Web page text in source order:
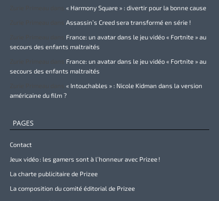
« Harmony Square » : divertir pour la bonne cause
Assassin’s Creed sera transformé en série !
France: un avatar dans le jeu vidéo « Fortnite » au
secours des enfants maltraités
France: un avatar dans le jeu vidéo « Fortnite » au
secours des enfants maltraités
« Intouchables » : Nicole Kidman dans la version
américaine du film ?
PAGES
Contact
Jeux vidéo : les gamers sont à l’honneur avec Prizee !
La charte publicitaire de Prizee
La composition du comité éditorial de Prizee